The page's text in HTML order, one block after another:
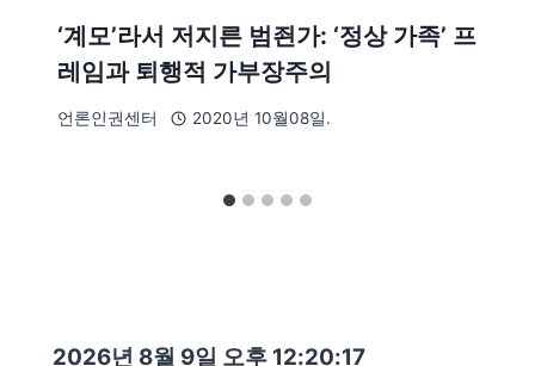
‘계모’라서 저지른 범죈가: ‘정상 가족’ 프
레임과 퇴행적 가부장주의
언론인권센터 2020년 10월08일.
2026년 8월 9일 오후 12:20:19